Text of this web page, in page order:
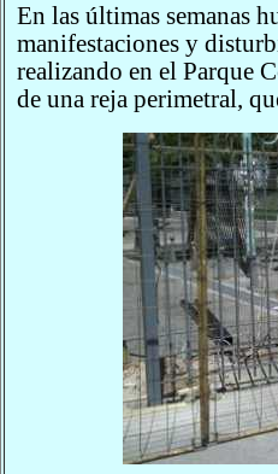
En las últimas semanas
manifestaciones y
realizando en el Parque
de una reja perimetral,